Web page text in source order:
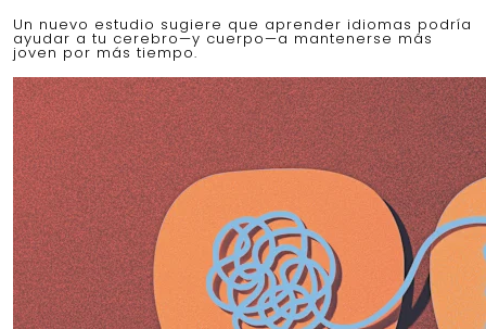
Un nuevo estudio sugiere que aprender idiomas podría
ayudar a tu cerebro—y cuerpo—a mantenerse más
joven por más tiempo.